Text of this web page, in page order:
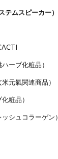
テムスピーカー）
ーブ化粧品）
元氣関連商品）
粧品）
シュコラーゲン）